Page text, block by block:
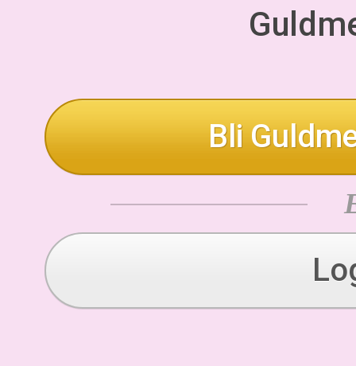
Bli